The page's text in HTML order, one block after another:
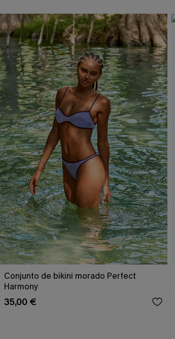
Conjunto de bikini morado Perfect
Harmony
35,00 €